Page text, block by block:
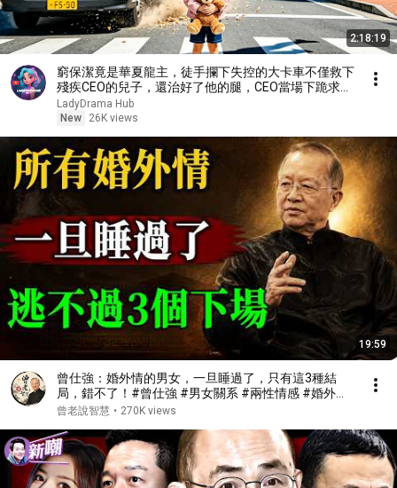
2:18:19
窮保潔竟是華夏龍主，徒手攔下失控的大卡車不僅救下
殘疾CEO的兒子，還治好了他的腿，CEO當場下跪求取
他。 【戰神媽咪：殘障總裁寵上天】
LadyDrama Hub
New
26K views
19:59
曾仕強：婚外情的男女，一旦睡過了，只有這3種結
局，錯不了！#曾仕強 #男女關系 #兩性情感 #婚外情
#出軌 #婚姻 #現實 #人生感悟 #易經
曾老說智慧 • 270K views